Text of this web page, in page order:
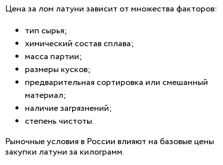
Цена за лом латуни зависит от множества факторов:
тип сырья;
химический состав сплава;
масса партии;
размеры кусков;
предварительная сортировка или смешанный
материал;
наличие загрязнений;
степень чистоты.
Рыночные условия в России влияют на базовые цены
закупки латуни за килограмм.